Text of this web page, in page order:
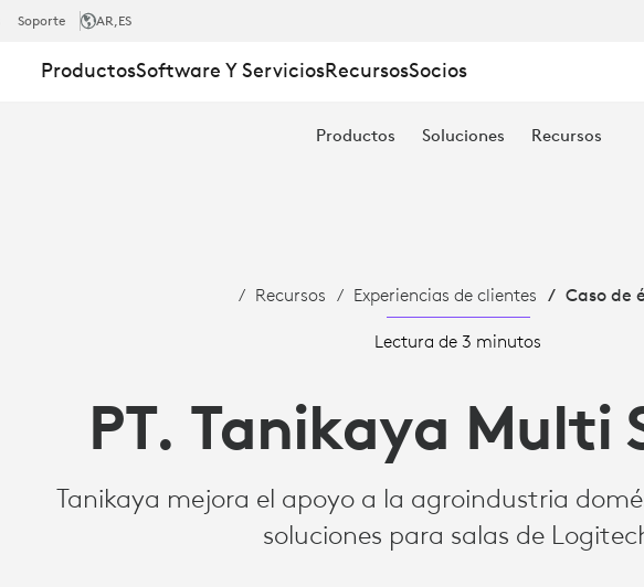
Soporte AR,ES
ProductosSoftware Y ServiciosRecursosSocios
Productos Soluciones Recursos
Recursos Experiencias de clientes Caso de
Lectura de 3 minutos
PT. Tanikaya Multi
Tanikaya mejora el apoyo a la agroindustria
soluciones para salas de